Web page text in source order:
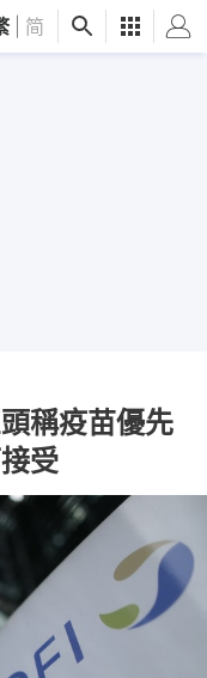
简
稱疫苗優先
受